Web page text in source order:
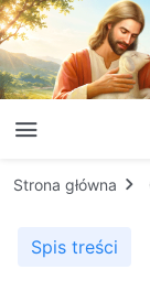
Strona główna
Spis treści